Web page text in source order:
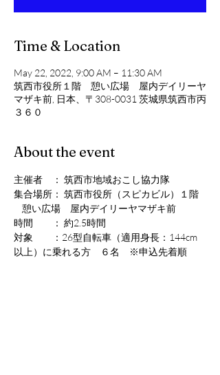
Time & Location
May 22, 2022, 9:00 AM – 11:30 AM
筑西市役所１階 憩い広場 屋内デイリーヤ
マザキ前, 日本、〒308-0031 茨城県筑西市丙
３６０
About the event
主催者　： 筑西市地域おこし協力隊
集合場所： 筑西市役所（スピカビル）１階
憩い広場　屋内デイリーヤマザキ前
時間　　： 約2.5時間
対象　　：26型自転車（適用身長：144cm
以上）に乗れる方　６名　※申込先着順